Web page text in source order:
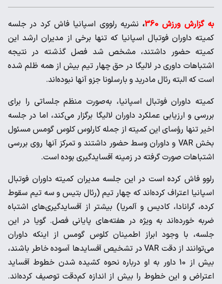
به گزارش ورزش 360 ، نشریه رلووی اسپانیا فاش کرد در جلسه‌
کمیته داوران فوتبال اسپانیا که تنها برخی از مدیران ارشد این
کمیته حضور داشتند، مشخص شد فصل گذشته در نتیجه
اشتباهات داوری در لالیگا در حق چهار تیم بیش از همه ظلم شده
است که البته رئال مادرید و بارسلونا جزو آنها نبوده‌اند.
کمیته داوران فوتبال اسپانیا، به‌صورت منظم جلساتی را برای
بررسی و ارزیابی عملکرد داوران لالیگا برگزار می‌کند، اما در جلسه
اخیر تنها رؤسای این کمیته از جمله کارلوس کلوس گومس مسئول
بخش VAR و داوران وسط حضور داشتند و تمرکز آنها روی بررسی
اشتباهات صورت گرفته در زمینه آفسایدگیری بوده است.
رلوو فاش کرده است در این جلسه مدیران کمیته داوران فوتبال
اسپانیا اعتراف کرده‌اند که چهار تیم (رئال بتیس و سه تیم سقوط
کرده، گرانادا، کادیس و آلمریا) بیشتر از آفساید‌گیری‌های اشتباه
ضربه خورده‌اند به ویژه در هفته‌های پایانی فصل. گویا در این
جلسه، با وجود ابراز اطمینان کلوس گومس از اینکه داوران
می‌توانند از دقت VAR در تشخیص آفساید‌ها آسوده خاطر باشند،
بیش از 10 داور به او درباره نحوه کشیده شدن خطوط آفساید
اعتراض و این خطوط را بیش از اندازه کم‌دقت توصیف کرده‌اند.